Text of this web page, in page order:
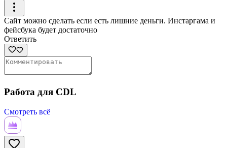
Сайт можно сделать если есть лишние деньги. Инстаргама и
фейсбука будет достаточно
Ответить
Работа для CDL
Смотреть всё